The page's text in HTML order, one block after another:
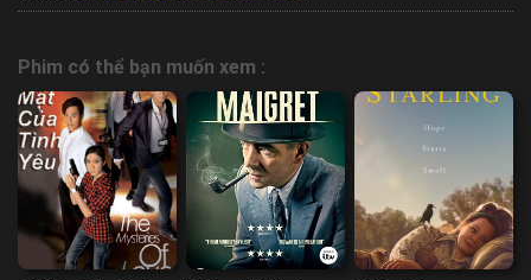
Phim có thể bạn muốn xem :